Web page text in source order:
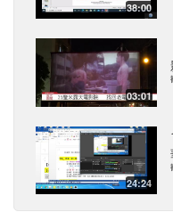
38:00
03:01
24:24